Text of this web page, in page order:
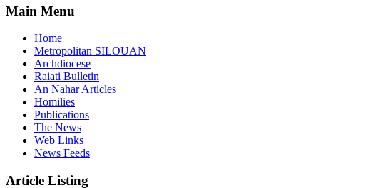
Main Menu
Home
Metropolitan SILOUAN
Archdiocese
Raiati Bulletin
An Nahar Articles
Homilies
Publications
The News
Web Links
News Feeds
Article Listing